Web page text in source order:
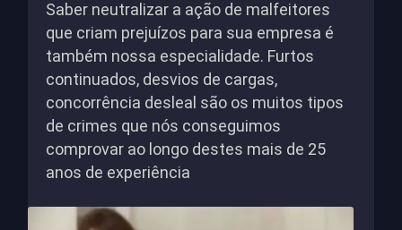
Saber neutralizar a ação de malfeitores
que criam prejuízos para sua empresa é
também nossa especialidade. Furtos
continuados, desvios de cargas,
concorrência desleal são os muitos tipos
de crimes que nós conseguimos
comprovar ao longo destes mais de 25
anos de experiência